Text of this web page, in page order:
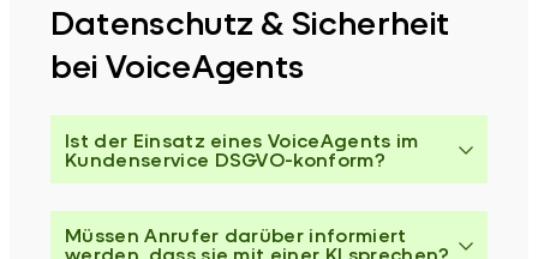
Datenschutz & Sicherheit
bei VoiceAgents
Ist der Einsatz eines VoiceAgents im
Kundenservice DSGVO-konform?
Müssen Anrufer darüber informiert
werden, dass sie mit einer KI sprechen?